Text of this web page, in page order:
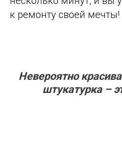
к ремонту своей мечты!
Невероятно
штукатурка –